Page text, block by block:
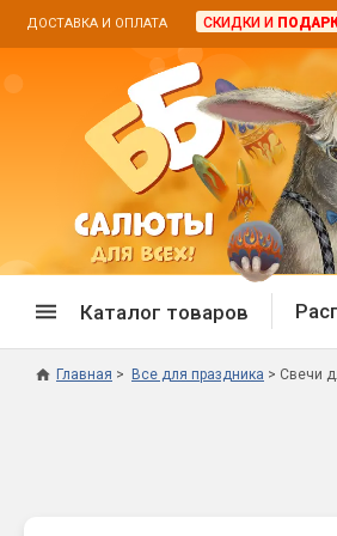
ДОСТАВКА И ОПЛАТА СКИДКИ И
Каталог товаров
Главная Все для праздника Свечи